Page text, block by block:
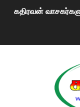
கதிரவன்
மகிந்த ராஜபக்சே
காணாமல் போகும்
குண்டை